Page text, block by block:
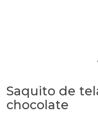
Saquito de
chocolate